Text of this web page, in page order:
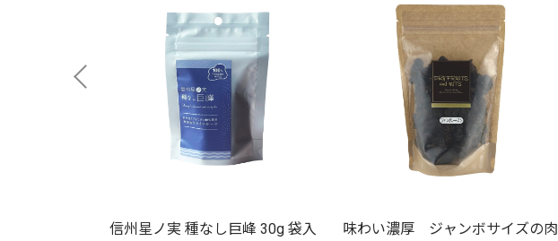
信州星ノ実 種なし巨峰 30g 袋入
味わい濃厚 ジャンボサイズの肉